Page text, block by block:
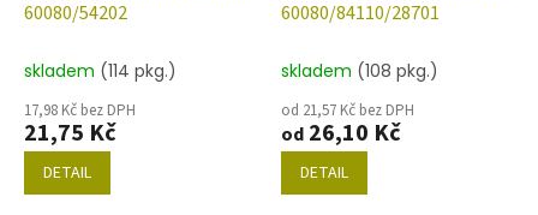
60080/54202
skladem (114 pkg.)
17,98 Kč bez DPH
21,75 Kč
DETAIL
60080/84110/28701
skladem (108 pkg.)
od 21,57 Kč bez DPH
od 26,10 Kč
DETAIL